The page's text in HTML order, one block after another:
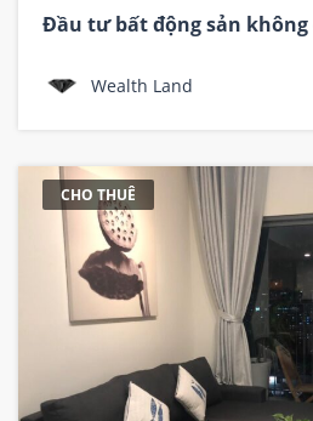
Đầu tư bất động sản không
Wealth Land
CHO THUÊ